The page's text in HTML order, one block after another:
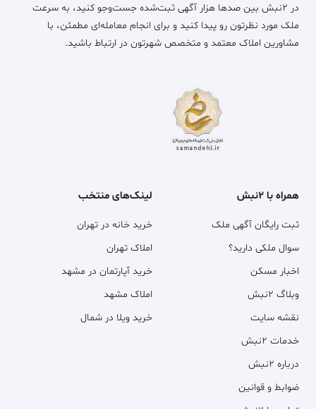
در ۲نبش بین صدها هزار آگهی ثبت‌شده جست‌وجو کنید، به سرعت
ملک مورد نظرتون رو پیدا کنید و برای انجام معامله‌ای مطمئن، با
مشاورین املاک معتمد و متخصص شهرتون در ارتباط باشید.
همراه با ۲نبش
ثبت رایگان آگهی ملک
سوال ملکی دارید؟
اخبار مسکن
وبلاگ ۲نبش
نقشه سایت
خدمات ۲نبش
درباره ۲نبش
ضوابط و قوانین
لینک‌های منتخب
خرید خانه در تهران
املاک تهران
خرید آپارتمان در مشهد
املاک مشهد
خرید ویلا در شمال